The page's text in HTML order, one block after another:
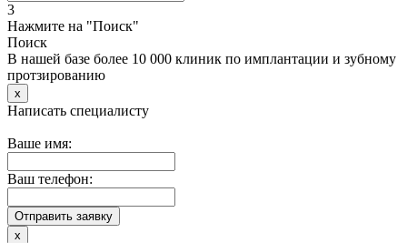
3
Нажмите на "Поиск"
Поиск
В нашей базе более 10 000 клиник по имплантации и зубному
протзированию
x
Написать специалисту
Ваше имя:
Ваш телефон:
x